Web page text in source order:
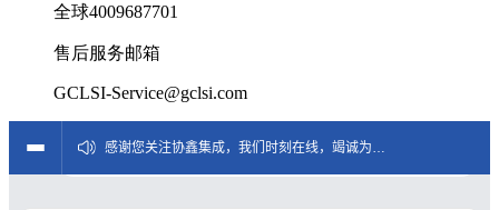
全球4009687701
售后服务邮箱
GCLSI-Service@gclsi.com